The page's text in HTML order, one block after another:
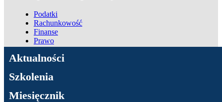
Podatki
Rachunkowość
Finanse
Prawo
ADN Podatki
Aktualności
Szkolenia
Miesięcznik